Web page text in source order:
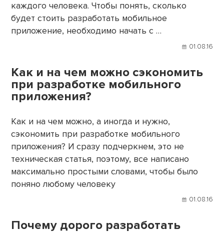
каждого человека. Чтобы понять, сколько
будет стоить разработать мобильное
приложение, необходимо начать с …
01.08.16
Как и на чем можно сэкономить
при разработке мобильного
приложения?
Как и на чем можно, а иногда и нужно,
сэкономить при разработке мобильного
приложения? И сразу подчеркнем, это не
техническая статья, поэтому, все написано
максимально простыми словами, чтобы было
поняно любому человеку
01.08.16
Почему дорого разработать